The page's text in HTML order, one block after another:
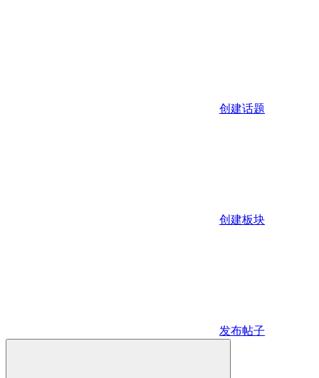
创建话题
创建板块
发布帖子